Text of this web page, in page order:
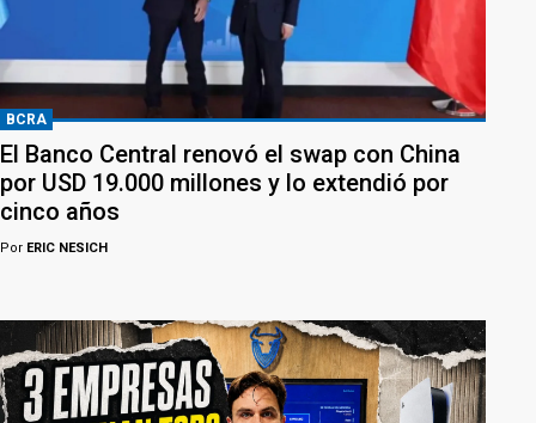
BCRA
El Banco Central renovó el swap con China
por USD 19.000 millones y lo extendió por
cinco años
Por ERIC NESICH